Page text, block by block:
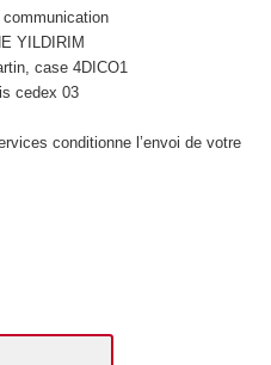
YILDIRIM
case 4DICO1
cedex 03
conditionne l’envoi de votre